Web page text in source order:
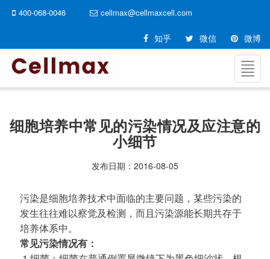
400-068-0046 cellmax@cellmaxcell.com
知乎 微信 微博
切
换
导
细胞培养中常见的污染情况及应注意的
小细节
发布日期： 2016-08-05